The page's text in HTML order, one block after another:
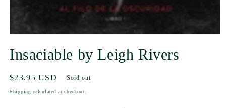
Insaciable by Leigh Rivers
Regular
price
$23.95 USD Sold out
Shipping calculated at checkout.